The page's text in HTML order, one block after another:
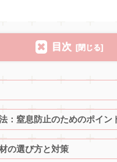
目次
：窒息防止のためのポイン
の選び方と対策